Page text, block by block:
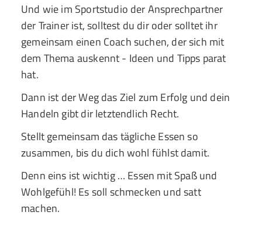
Und wie im Sportstudio der Ansprechpartner
der Trainer ist, solltest du dir oder solltet ihr
gemeinsam einen Coach suchen, der sich mit
dem Thema auskennt - Ideen und Tipps parat
hat.
Dann ist der Weg das Ziel zum Erfolg und dein
Handeln gibt dir letztendlich Recht.
Stellt gemeinsam das tägliche Essen so
zusammen, bis du dich wohl fühlst damit.
Denn eins ist wichtig … Essen mit Spaß und
Wohlgefühl! Es soll schmecken und satt
machen.